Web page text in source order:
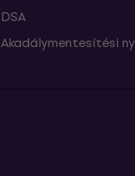
DSA
Akadálymentesítési